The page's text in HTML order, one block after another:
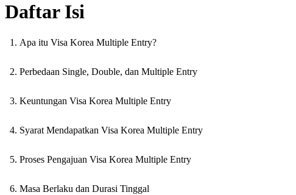
Daftar Isi
Apa itu Visa Korea Multiple Entry?
Perbedaan Single, Double, dan Multiple Entry
Keuntungan Visa Korea Multiple Entry
Syarat Mendapatkan Visa Korea Multiple Entry
Proses Pengajuan Visa Korea Multiple Entry
Masa Berlaku dan Durasi Tinggal